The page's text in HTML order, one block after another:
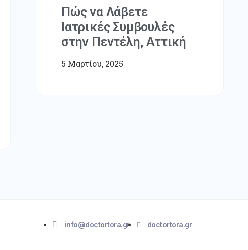
Πώς να Λάβετε
Ιατρικές Συμβουλές
στην Πεντέλη, Αττική
5 Μαρτίου, 2025
info@doctortora.gr doctortora.gr